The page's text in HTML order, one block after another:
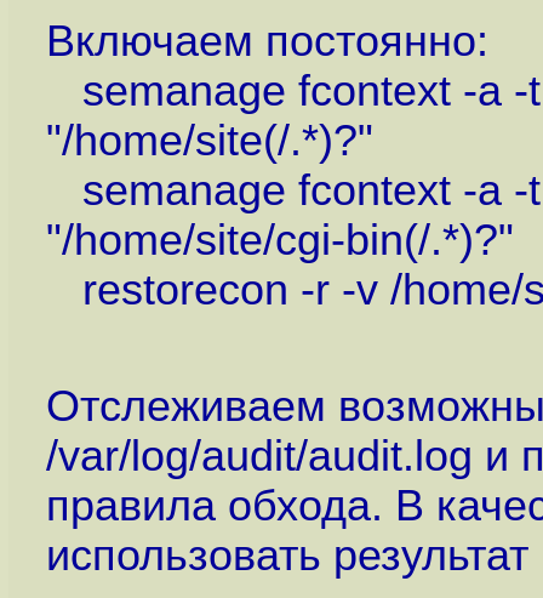
Включаем постоянно:
semanage fcontext -a -
"/home/site(/.*)?"
semanage fcontext -a -
"/home/site/cgi-bin(/.*)?"
restorecon -r -v /home/
Отслеживаем
/var/log/audit/audit.log и
правила обхода. В
использовать